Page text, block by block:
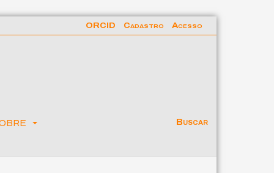
Buscar
ORCID Cadastro Acesso